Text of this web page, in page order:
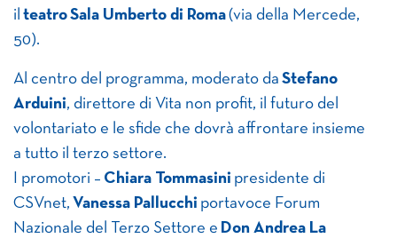
il teatroSala Umberto di Roma(via della Mercede,
50).
Al centro del programma, moderato da Stefano
Arduini, direttore di Vita non profit, il futuro del
volontariato e le sfide che dovrà affrontare insieme
a tutto il terzo settore.
I promotori – Chiara Tommasini presidente di
CSVnet, Vanessa Pallucchi portavoce Forum
Nazionale del Terzo Settore e Don Andrea La